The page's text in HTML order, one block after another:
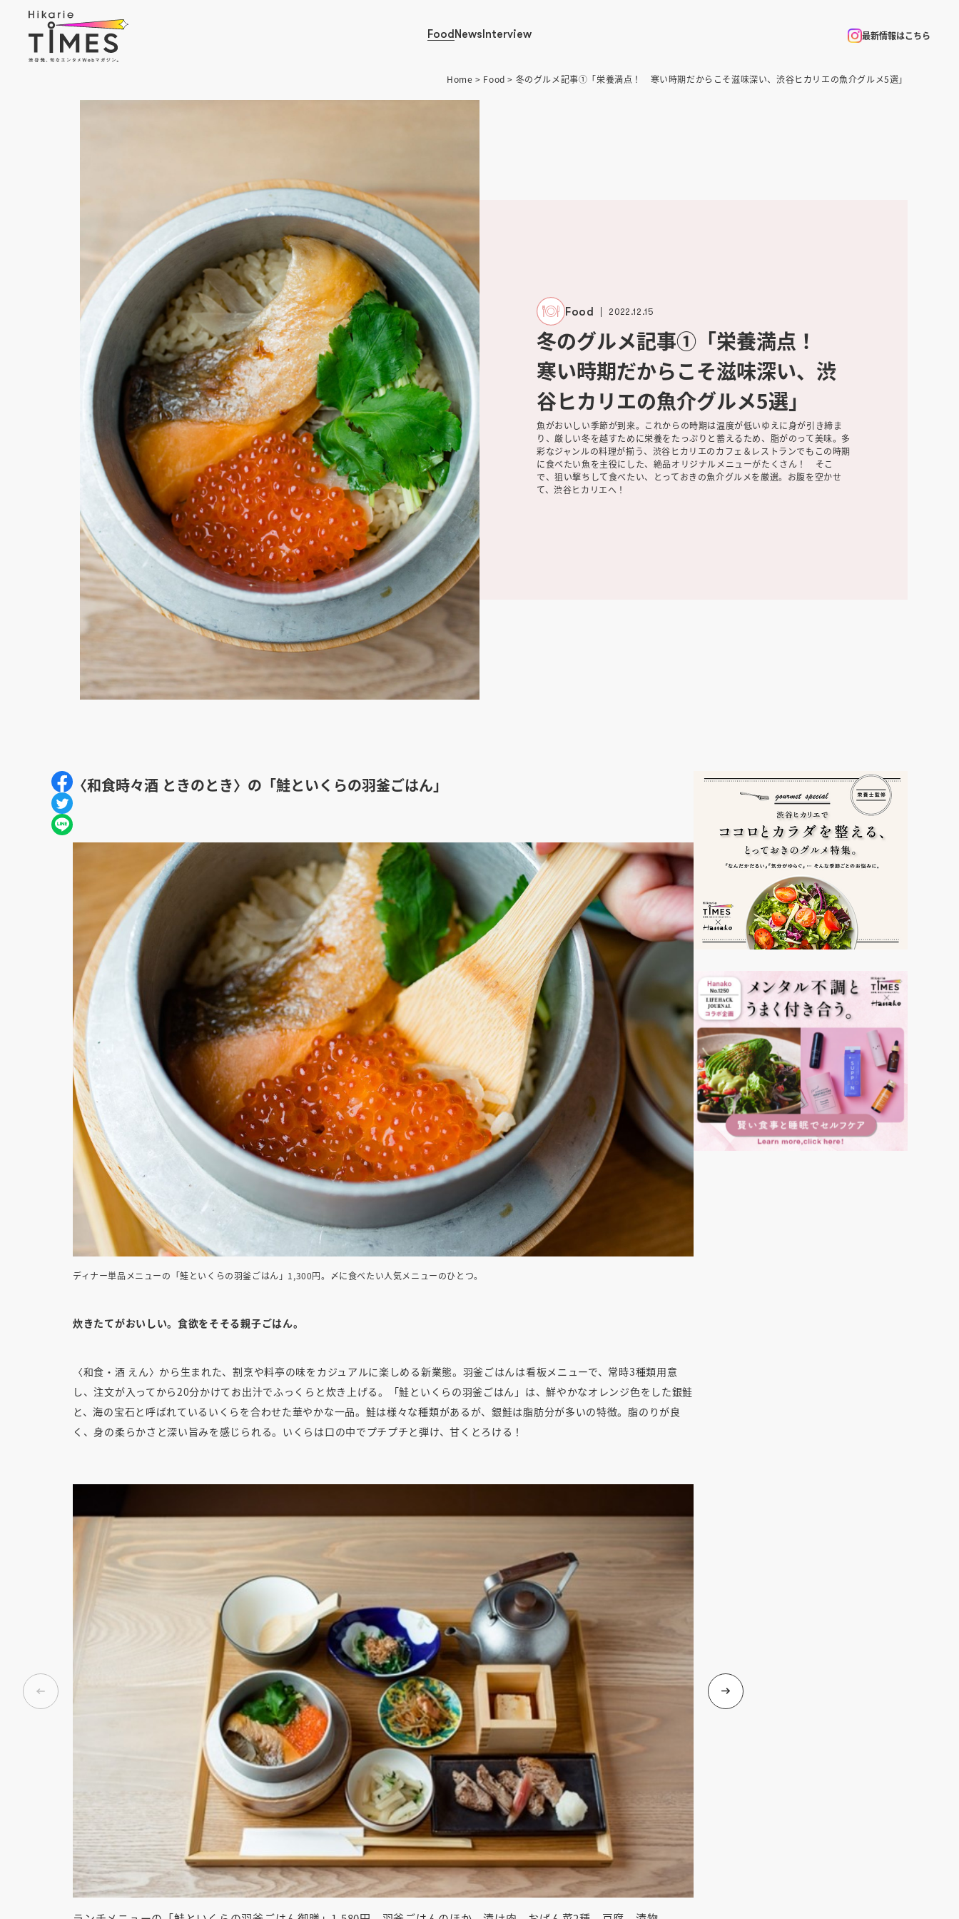
Food News Interview 最新情報はこちら
Home > Food > 冬のグルメ記事①「栄養満点！ 寒い時期だからこそ滋味深い、渋谷ヒカリエの魚介グルメ5選」
Food 2022.12.15
冬のグルメ記事①「栄養満点！
寒い時期だからこそ滋味深い、渋
谷ヒカリエの魚介グルメ5選」
魚がおいしい季節が到来。これからの時期は温度が低いゆえに身が引き締ま
り、厳しい冬を越すために栄養をたっぷりと蓄えるため、脂がのって美味。多
彩なジャンルの料理が揃う、渋谷ヒカリエのカフェ＆レストランでもこの時期
に食べたい魚を主役にした、絶品オリジナルメニューがたくさん！ そこ
で、狙い撃ちして食べたい、とっておきの魚介グルメを厳選。お腹を空かせ
て、渋谷ヒカリエへ！
〈和食時々酒 ときのとき〉の「鮭といくらの羽釜ごはん」
ディナー単品メニューの「鮭といくらの羽釜ごはん」1,300円。〆に食べたい人気メニューのひとつ。
炊きたてがおいしい。食欲をそそる親子ごはん。
〈和食・酒 えん〉から生まれた、割烹や料亭の味をカジュアルに楽しめる新業態。羽釜ごはんは看板メニューで、常時3種類用意
し、注文が入ってから20分かけてお出汁でふっくらと炊き上げる。「鮭といくらの羽釜ごはん」は、鮮やかなオレンジ色をした銀鮭
と、海の宝石と呼ばれているいくらを合わせた華やかな一品。鮭は様々な種類があるが、銀鮭は脂肪分が多いの特徴。脂のりが良
く、身の柔らかさと深い旨みを感じられる。いくらは口の中でプチプチと弾け、甘くとろける！